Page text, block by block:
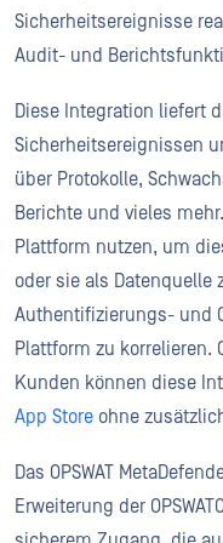
Sicherheitsereignisse
Audit- und
Diese Integration liefert
Sicherheitsereignissen
über Protokolle,
Berichte und vieles
Plattform nutzen, um
oder sie als Datenquelle
Authentifizierungs- und
Plattform zu korrelieren.
Kunden können diese
App Store ohne
Das OPSWAT
Erweiterung der